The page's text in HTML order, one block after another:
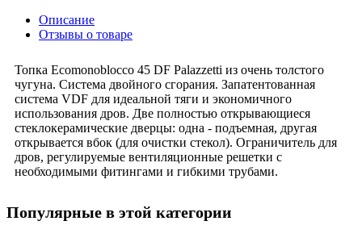
Описание
Отзывы о товаре
Топка Ecomonoblocco 45 DF Palazzetti из очень толстого
чугуна. Система двойного сгорания. Запатентованная
система VDF для идеальной тяги и экономичного
использования дров. Две полностью открывающиеся
стеклокерамические дверцы: одна - подъемная, другая
открывается вбок (для очистки стекол). Ограничитель для
дров, регулируемые вентиляционные решетки с
необходимыми фитингами и гибкими трубами.
Популярные в этой категории